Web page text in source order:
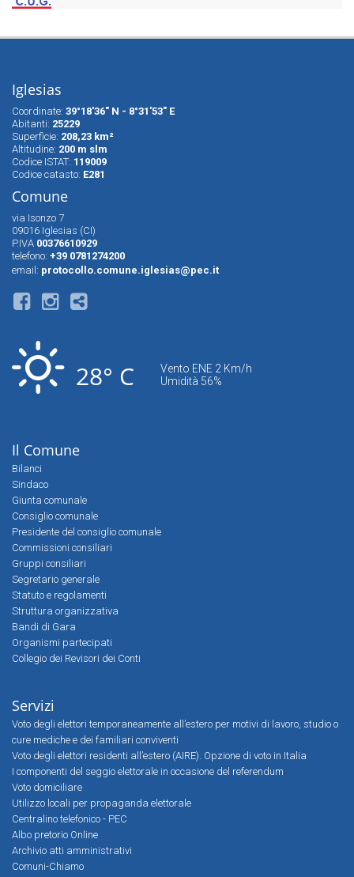
Iglesias
Coordinate: 39°18'36" N - 8°31'53" E
Abitanti: 25229
Superfìcie: 208,23 km²
Altitudine: 200 m slm
Codice ISTAT: 119009
Codice catasto: E281
Comune
via Isonzo 7
09016 Iglesias (CI)
P.IVA 00376610929
telefono: +39 0781274200
email: protocollo.comune.iglesias@pec.it
28° C
Vento ENE 2 Km/h
Umidità 56%
Il Comune
Bilanci
Sindaco
Giunta comunale
Consiglio comunale
Presidente del consiglio comunale
Commissioni consiliari
Gruppi consiliari
Segretario generale
Statuto e regolamenti
Struttura organizzativa
Bandi di Gara
Organismi partecipati
Collegio dei Revisori dei Conti
Servizi
Voto degli elettori temporaneamente all’estero per motivi di lavoro, studio o
cure mediche e dei familiari conviventi
Voto degli elettori residenti all’estero (AIRE). Opzione di voto in Italia
I componenti del seggio elettorale in occasione del referendum
Voto domiciliare
Utilizzo locali per propaganda elettorale
Centralino telefonico - PEC
Albo pretorio Online
Archivio atti amministrativi
Comuni-Chiamo